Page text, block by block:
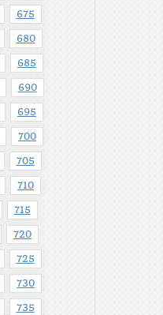
675
680
685
690
695
700
705
710
715
720
725
730
735